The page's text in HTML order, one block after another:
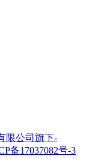
限公司旗下-
备17037082号-3